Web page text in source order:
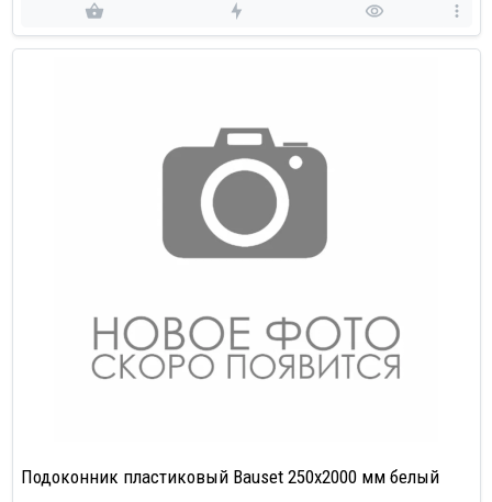
Подоконник пластиковый Bauset 250х2000 мм белый